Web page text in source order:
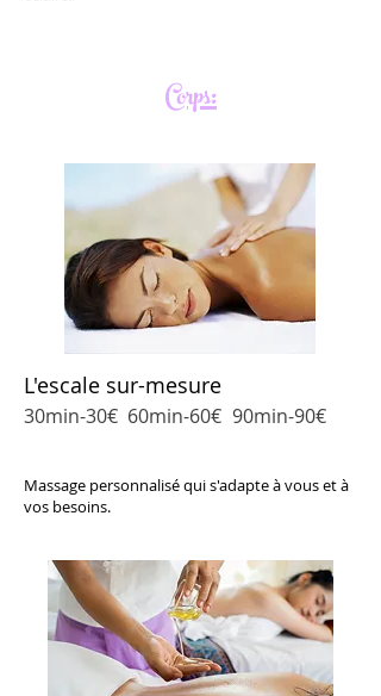
Corps:
L'escale sur-mesure
30min-30€ 60min-60€ 90min-90€
Massage personnalisé qui s'adapte à vous et à
vos besoins.